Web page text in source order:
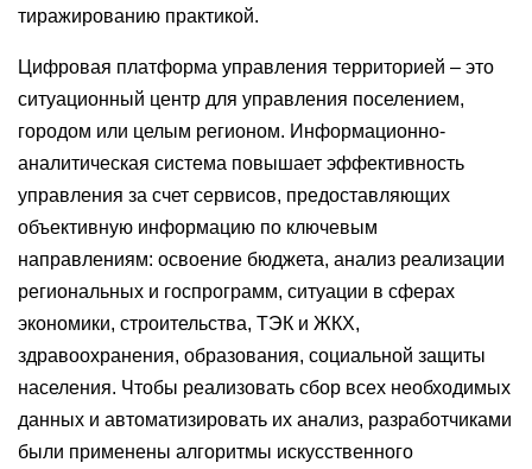
тиражированию практикой.
Цифровая платформа управления территорией – это
ситуационный центр для управления поселением,
городом или целым регионом. Информационно-
аналитическая система повышает эффективность
управления за счет сервисов, предоставляющих
объективную информацию по ключевым
направлениям: освоение бюджета, анализ реализации
региональных и госпрограмм, ситуации в сферах
экономики, строительства, ТЭК и ЖКХ,
здравоохранения, образования, социальной защиты
населения. Чтобы реализовать сбор всех необходимых
данных и автоматизировать их анализ, разработчиками
были применены алгоритмы искусственного